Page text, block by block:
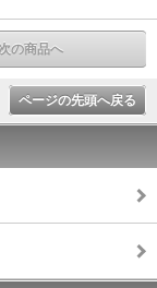
次の商品へ
ページの先頭へ戻る